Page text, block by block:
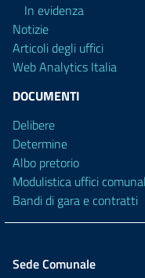
In evidenza
Notizie
Articoli degli uffici
Web Analytics Italia
DOCUMENTI
Delibere
Determine
Albo pretorio
Modulistica uffici
Bandi di gara e contratti
Sede Comunale